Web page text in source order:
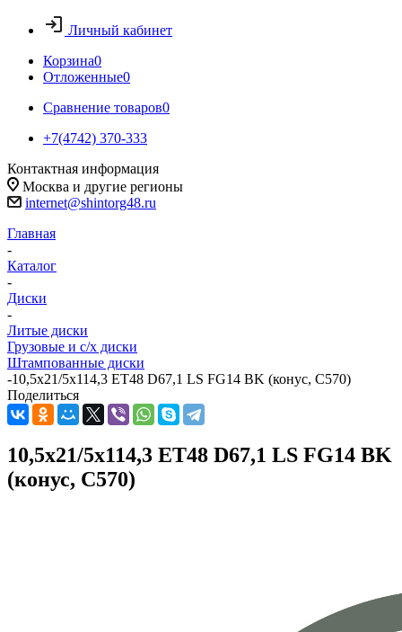
Личный кабинет
Корзина0
Отложенные0
Сравнение товаров0
+7(4742) 370-333
Контактная информация
Москва и другие регионы
internet@shintorg48.ru
Главная
-
Каталог
-
Диски
-
Литые диски
Грузовые и с/х диски
Штампованные диски
-10,5x21/5x114,3 ET48 D67,1 LS FG14 BK (конус, C570)
Поделиться
10,5x21/5x114,3 ET48 D67,1 LS FG14 BK
(конус, C570)